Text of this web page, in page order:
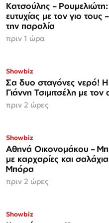
Κατσούλης –
ευτυχίας με τον γιο
την παραλία
πριν 1 ώρα
Showbiz
Σα δυο σταγόνες νερό! Η
Γιάννη Τσιμιτσέλη με
πριν 2 ώρες
Showbiz
Αθηνά Οικονομάκου –
με καρχαρίες και
Μπόρα
πριν 2 ώρες
Showbiz